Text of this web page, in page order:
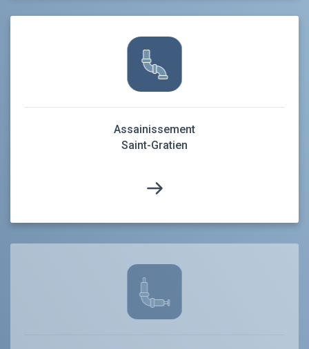
Assainissement
Saint-Gratien